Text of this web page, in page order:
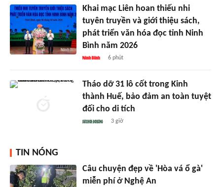
Khai mạc Liên hoan thiếu nhi
tuyên truyền và giới thiệu sách,
phát triển văn hóa đọc tỉnh Ninh
Bình năm 2026
6 phút
Tháo dỡ 31 lô cốt trong Kinh
thành Huế, bảo đảm an toàn tuyệt
đối cho di tích
3 giờ
TIN NÓNG
Câu chuyện đẹp về 'Hòa vá ổ gà'
miễn phí ở Nghệ An